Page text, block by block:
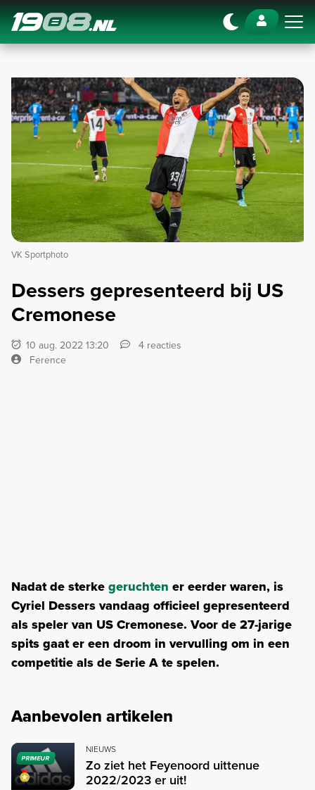
Navigation
VK Sportphoto
Dessers gepresenteerd bij US
Cremonese
10 aug. 2022 13:20
4 reacties
Ference
Nadat de sterkegeruchten er eerder waren, is
Cyriel Dessers vandaag officieel gepresenteerd
als speler van US Cremonese. Voor de 27-jarige
spits gaat er een droom in vervulling om in een
competitie als de Serie A te spelen.
Aanbevolen artikelen
PRIMEUR
NIEUWS
Zo ziet het Feyenoord uittenue
2022/2023 er uit!